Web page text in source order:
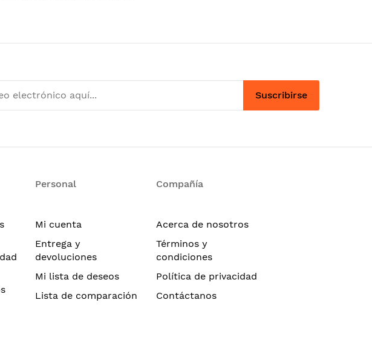
Suscribirse
Personal
Mi cuenta
Entrega y
devoluciones
Mi lista de deseos
Lista de comparación
Compañía
Acerca de nosotros
Términos y
condiciones
Política de privacidad
Contáctanos